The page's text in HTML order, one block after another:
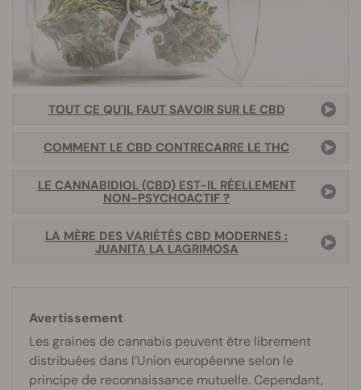
TOUT CE QU'IL FAUT SAVOIR SUR LE CBD
COMMENT LE CBD CONTRECARRE LE THC
LE CANNABIDIOL (CBD) EST-IL RÉELLEMENT
NON-PSYCHOACTIF ?
LA MÈRE DES VARIÉTÉS CBD MODERNES :
JUANITA LA LAGRIMOSA
Avertissement
Les graines de cannabis peuvent être librement
distribuées dans l’Union européenne selon le
principe de reconnaissance mutuelle. Cependant,